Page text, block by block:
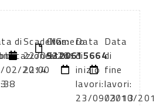
di
02/2014
Scadenza:
22/09/2013
22:00
Numero
atto:
CIG:
5320615664
Data
di
inizio
lavori:
23/09/2013
Data
di
fine
lavori:
03/10/